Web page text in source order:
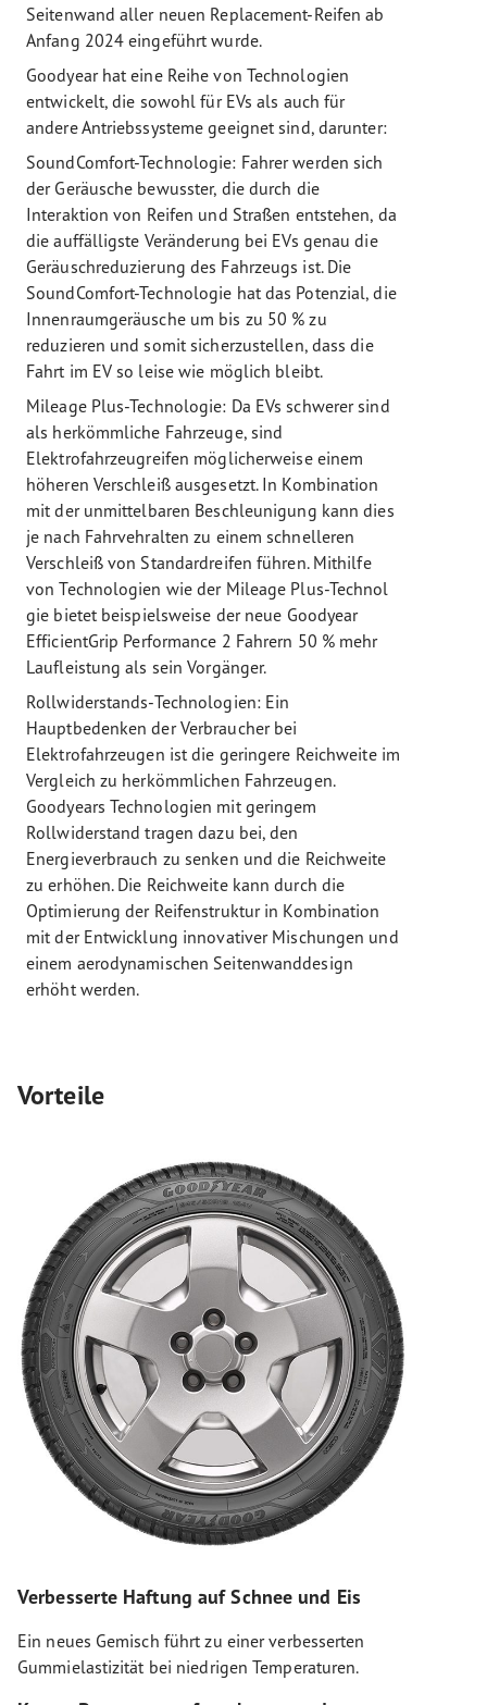
Seitenwand aller neuen Replacement-Reifen ab
Anfang 2024 eingeführt wurde.
Goodyear hat eine Reihe von Technologien
entwickelt, die sowohl für EVs als auch für
andere Antriebssysteme geeignet sind, darunter:
SoundComfort-Technologie: Fahrer werden sich
der Geräusche bewusster, die durch die
Interaktion von Reifen und Straßen entstehen, da
die auffälligste Veränderung bei EVs genau die
Geräuschreduzierung des Fahrzeugs ist. Die
SoundComfort-Technologie hat das Potenzial, die
Innenraumgeräusche um bis zu 50 % zu
reduzieren und somit sicherzustellen, dass die
Fahrt im EV so leise wie möglich bleibt.
Mileage Plus-Technologie: Da EVs schwerer sind
als herkömmliche Fahrzeuge, sind
Elektrofahrzeugreifen möglicherweise einem
höheren Verschleiß ausgesetzt. In Kombination
mit der unmittelbaren Beschleunigung kann dies
je nach Fahrvehralten zu einem schnelleren
Verschleiß von Standardreifen führen. Mithilfe
von Technologien wie der Mileage Plus-Technol
gie bietet beispielsweise der neue Goodyear
EfficientGrip Performance 2 Fahrern 50 % mehr
Laufleistung als sein Vorgänger.
Rollwiderstands-Technologien: Ein
Hauptbedenken der Verbraucher bei
Elektrofahrzeugen ist die geringere Reichweite im
Vergleich zu herkömmlichen Fahrzeugen.
Goodyears Technologien mit geringem
Rollwiderstand tragen dazu bei, den
Energieverbrauch zu senken und die Reichweite
zu erhöhen. Die Reichweite kann durch die
Optimierung der Reifenstruktur in Kombination
mit der Entwicklung innovativer Mischungen und
einem aerodynamischen Seitenwanddesign
erhöht werden.
Vorteile
Verbesserte Haftung auf Schnee und Eis
Ein neues Gemisch führt zu einer verbesserten
Gummielastizität bei niedrigen Temperaturen.